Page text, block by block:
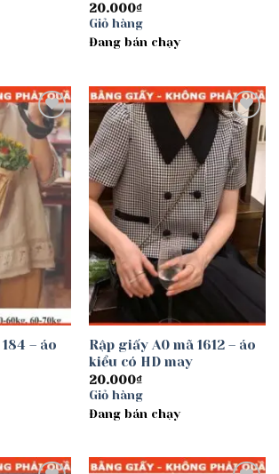
20.000₫
Giỏ hàng
Đang bán chạy
Add to
wishlist
– áo
Add to
wishlist
Rập giấy A0 mã 1612 – áo
kiểu có HD may
20.000₫
Giỏ hàng
Đang bán chạy